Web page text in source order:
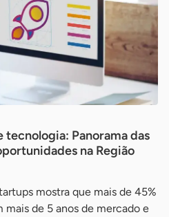
tecnologia: Panorama das
na Região
mostra que mais de 45%
mais de 5 anos de mercado e